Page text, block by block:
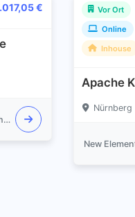
€
New Elements GmbH / IT-Schulungen.com
Vor Ort
Online
Inhouse
Apache
Nürnberg